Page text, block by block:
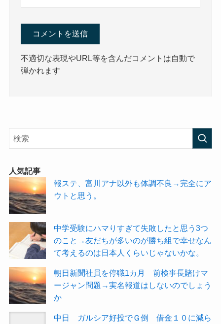
不適切な表現やURL等を含んだコメントは自動で
弾かれます
人気記事
報ステ、富川アナ以外も体調不良→完全にア
ウトと思う。
中学受験にハマりすぎて失敗したと思う3つ
のこと→友だちが多いのが勝ち組で幸せなん
て考えるのは日本人くらいじゃないかな。
朝日新聞社員を停職1カ月 前検事長賭けマ
ージャン問題→実名報道はしないのでしょう
か
中日 ガルシア好投でＧ倒 借金１０に減ら